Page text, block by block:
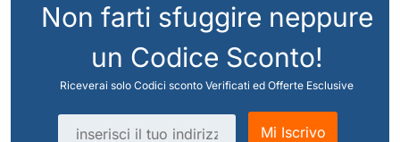
Non farti sfuggire neppure
un Codice Sconto!
Riceverai solo Codici sconto Verificati ed Offerte Esclusive
Indirizzo email
Mi Iscrivo